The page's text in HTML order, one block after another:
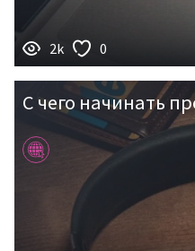
2k 0
С чего начинать